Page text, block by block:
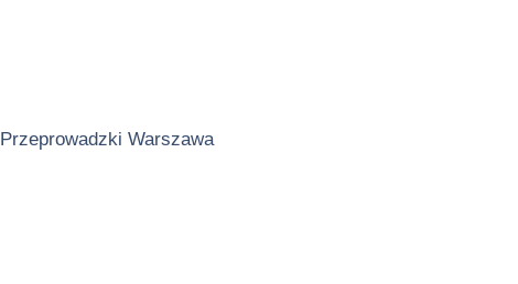
Przeprowadzki Warszawa